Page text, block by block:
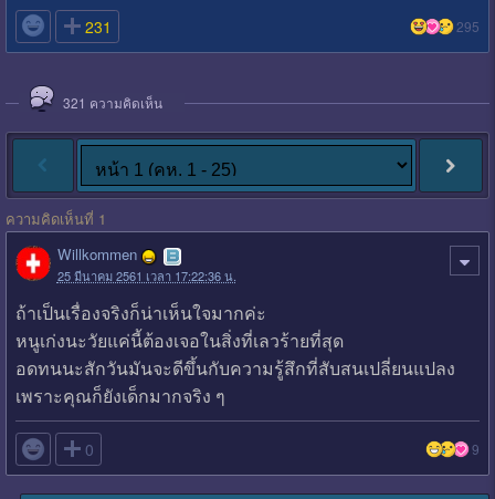
 231 295
321 ความคิดเห็น
ความคิดเห็นที่ 1
Willkommen
25 มีนาคม 2561 เวลา 17:22:36 น.
ถ้าเป็นเรื่องจริงก็น่าเห็นใจมากค่ะ
หนูเก่งนะวัยแค่นี้ต้องเจอในสิ่งที่เลวร้ายที่สุด
อดทนนะสักวันมันจะดีขึ้นกับความรู้สึกที่สับสนเปลี่ยนแปลง
เพราะคุณก็ยังเด็กมากจริง ๆ
 0 9